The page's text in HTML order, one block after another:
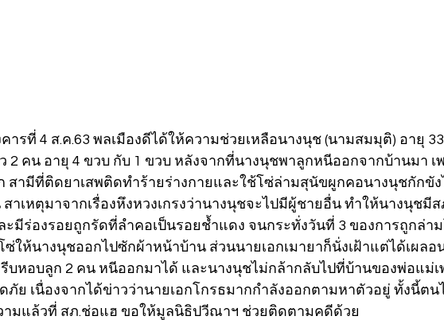
ารที่ 4 ส.ค.63 พลเมืองดีได้ให้ความช่วยเหลือนางนุช (นามสมมุติ) อายุ
2 คน อายุ 4 ขวบ กับ 1 ขวบ หลังจากที่นางนุชพาลูกหนีออกจากบ้านมา เ
สามีที่ติดยาเสพติดทำร้ายร่างกายและใช้โซ่ล่ามสุนัขผูกคอนางนุชกักขัง
าเหตุมาจากเรื่องหึงหวงเกรงว่านางนุชจะไปมีผู้ชายอื่น ทำให้นางนุชมี
ะมีร่องรอยถูกรัดที่ลำคอเป็นรอยช้ำแดง จนกระทั่งวันที่ 3 ของการถูกล่า
ซ่ให้นางนุชออกไปซักผ้าหน้าบ้าน ส่วนนายเอกเมายาก็นั่งเฝ้าแต่ได้เผลอ
บหอบลูก 2 คน หนีออกมาได้ และนางนุชไม่กล้ากลับไปที่บ้านของพ่อแม่เ
ภัย เนื่องจากได้ข่าวว่านายเอกโกรธมากกำลังออกตามหาตัวอยู่ ทั้งนี้ตน
ามแล้วที่ สภ.ช่อแฮ ขอให้มูลนิธิปวีณาฯ ช่วยติดตามคดีด้วย